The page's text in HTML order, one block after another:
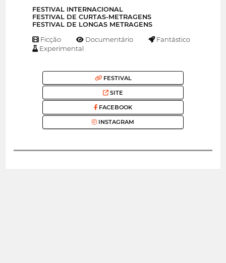
FESTIVAL INTERNACIONAL
FESTIVAL DE CURTAS-METRAGENS
FESTIVAL DE LONGAS METRAGENS
Ficção Documentário
Fantástico
Experimental
FESTIVAL
SITE
FACEBOOK
INSTAGRAM